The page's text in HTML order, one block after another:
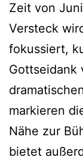
Zeit von
Versteck
fokussiert,
Gottseidank
markieren
Nähe zur
bietet